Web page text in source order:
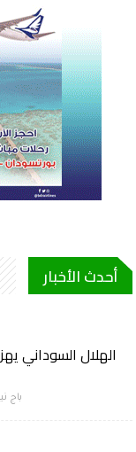
أحدث الأخبار
الهلال السوداني
باج